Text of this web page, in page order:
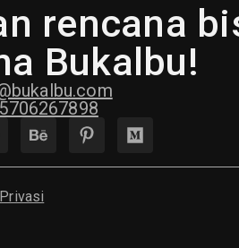
rencana
Bukalbu!